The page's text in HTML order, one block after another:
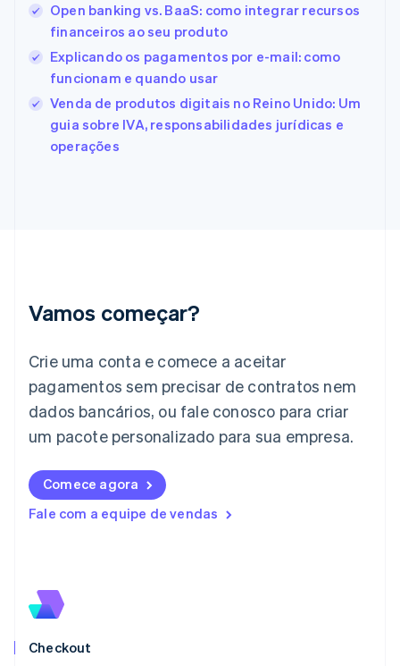
Open banking vs. BaaS: como integrar recursos
financeiros ao seu produto
Explicando os pagamentos por e-mail: como
funcionam e quando usar
Venda de produtos digitais no Reino Unido: Um
guia sobre IVA, responsabilidades jurídicas e
operações
Vamos começar?
Crie uma conta e comece a aceitar
pagamentos sem precisar de contratos nem
dados bancários, ou fale conosco para criar
um pacote personalizado para sua empresa.
Comece agora
Fale com a equipe de vendas
Checkout
EspañolEnglish
Estados Unidos
English Español
Estônia
English
Finlândia
EnglishSvenska
França
Français
Irlanda
Itália
English
Japão
日本語English
Letônia
Liechtenstein
Deutsch English
Lituânia
English
English
Malta
México